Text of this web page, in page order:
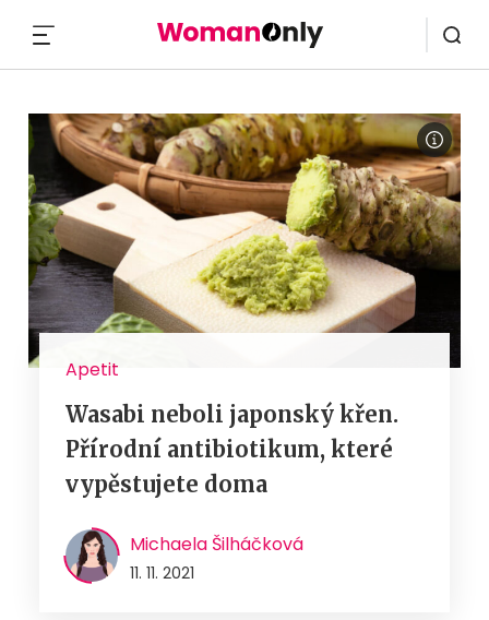
Apetit
Wasabi neboli japonský křen.
Přírodní antibiotikum, které
vypěstujete doma
Michaela Šilháčková
11. 11. 2021